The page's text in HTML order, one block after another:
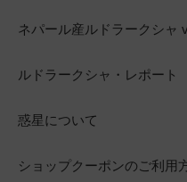
ネパール産ルドラークシャ
ルドラークシャ・レポート
惑星について
ショップクーポンのご利用